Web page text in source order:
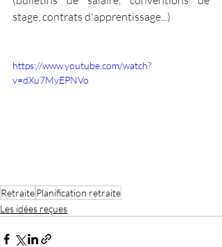
stage, contrats d'apprentissage...)
https://www.youtube.com/watch?
v=dXu7MyEPNVo
RetraitePlanification retraite
Les idées reçues